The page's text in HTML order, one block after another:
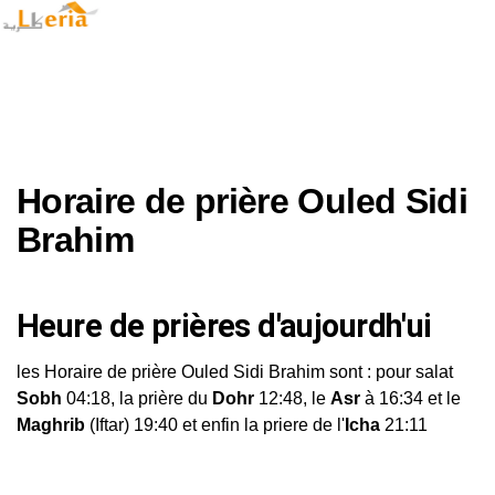
Horaire de prière Ouled Sidi
Brahim
Heure de prières d'aujourdh'ui
les Horaire de prière Ouled Sidi Brahim sont : pour salat
Sobh 04:18, la prière du Dohr 12:48, le Asr à 16:34 et le
Maghrib (Iftar) 19:40 et enfin la priere de l' Icha 21:11